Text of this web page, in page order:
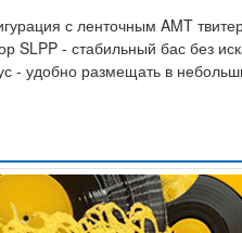
с ленточным AMT
SLPP - стабильный бас без
- удобно размещать в